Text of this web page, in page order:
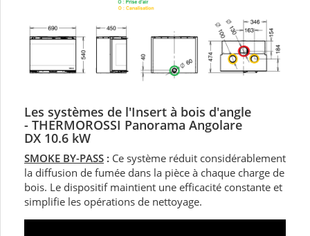
Les systèmes de l'Insert à bois d'angle
- THERMOROSSI Panorama Angolare
DX 10.6 kW
SMOKE BY-PASS : Ce système réduit considérablement
la diffusion de fumée dans la pièce à chaque charge de
bois. Le dispositif maintient une efficacité constante et
simplifie les opérations de nettoyage.